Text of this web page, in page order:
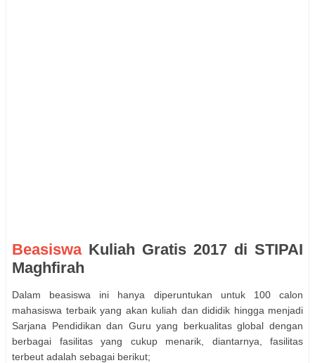
BeasiswaKuliah Gratis 2017 di STIPAI
Maghfirah
Dalam beasiswa ini hanya diperuntukan untuk 100 calon
mahasiswa terbaik yang akan kuliah dan dididik hingga menjadi
Sarjana Pendidikan dan Guru yang berkualitas global dengan
berbagai fasilitas yang cukup menarik, diantarnya, fasilitas
terbeut adalah sebagai berikut;